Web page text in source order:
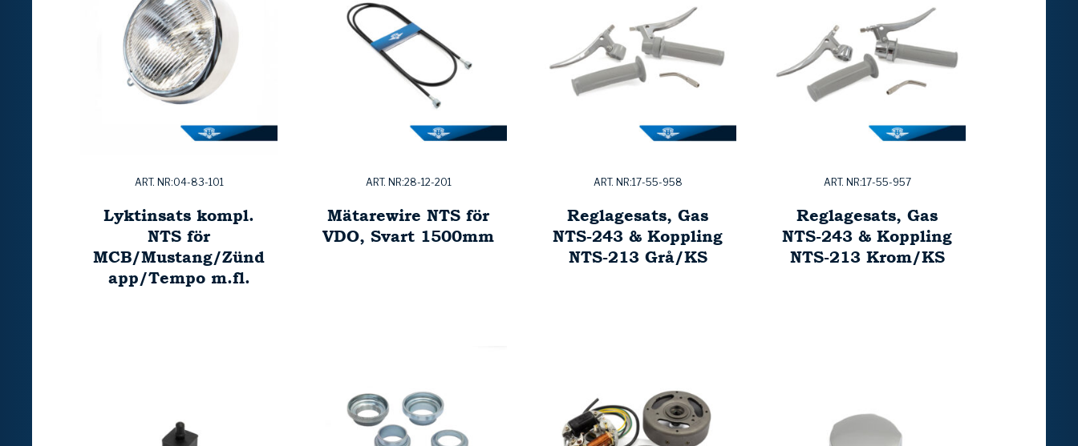
ART. NR:04-83-101
Lyktinsats kompl.
NTS för
MCB/Mustang/Zünd
app/Tempo m.fl.
ART. NR:28-12-201
Mätarewire NTS för
VDO, Svart 1500mm
ART. NR:17-55-958
Reglagesats, Gas
NTS-243 & Koppling
NTS-213 Grå/KS
ART. NR:17-55-957
Reglagesats, Gas
NTS-243 & Koppling
NTS-213 Krom/KS